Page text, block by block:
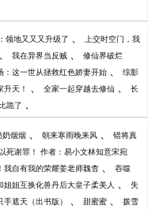
领地又又又升级了 、 上交时空门，我
、 我在异界当反贼 、 修仙界破烂
：这一世从拯救红色娇妻开始 、 综影
升天！ 、 全家一起穿越去修仙 、 长
跪了 、
烟烟 、 朝来寒雨晚来风 、 错将真
死谢罪！ 作者：易小文林知意宋宛
我自有我的荣耀姜老师魏杳 、 吞噬
姐姐互换化兽丹后大皇子柔美人 、 失
手遮天（出书版） 、 甜蜜蜜 、 拨雪